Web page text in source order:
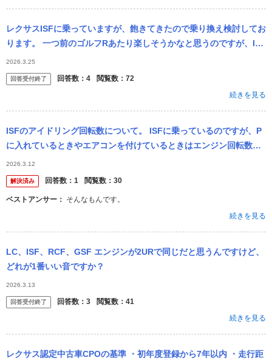
レクサスISFに乗っていますが、飽きてきたので乗り換え検討してお
ります。 一つ前のゴルフRあたり楽しそうかなと思うのですが、ISF
からだと物足りなく感じますか？ もう少しエンジン回せる車が良
い...
2026.3.25
回答受付終了 回答数： 4 閲覧数： 72
続きを見る
ISFのアイドリング回転数について。 ISFに乗っているのですが、P
に入れているときやエアコンを付けているときはエンジン回転数が7
50rpmくらいですが、エアコンオフでDレンジに入れると500r...
2026.3.12
解決済み 回答数： 1 閲覧数： 30
ベストアンサー： そんなもんです。
続きを見る
LC、ISF、RCF、GSF エンジンが2URで同じだと思うんですけど、
どれが1番いい音ですか？
2026.3.13
回答受付終了 回答数： 3 閲覧数： 41
続きを見る
レクサス認定中古車CPOの基準 ・初年度登録から7年以内 ・走行距